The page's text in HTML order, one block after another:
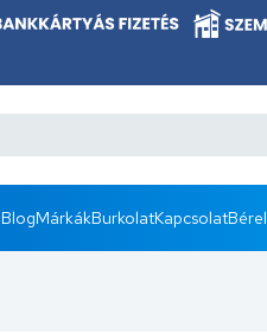
BlogMárkákBurkolatKapcsolat